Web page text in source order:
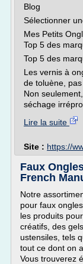
Blog
Sélectionner
Mes Petits
Top 5 des
Top 5 des
Les vernis à
de toluène,
Non
séchage
Lire la suite
Site : https://
Faux
French
Notre
pour faux
les produits
créatifs, des
ustensiles, tels
tout ce dont on
Vous trouverez